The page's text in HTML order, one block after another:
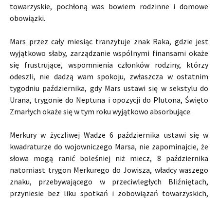
towarzyskie, pochłoną was bowiem rodzinne i domowe
obowiązki.
Mars przez cały miesiąc tranzytuje znak Raka, gdzie jest
wyjątkowo słaby, zarządzanie wspólnymi finansami okaże
się frustrujące, wspomnienia członków rodziny, którzy
odeszli, nie dadzą wam spokoju, zwłaszcza w ostatnim
tygodniu października, gdy Mars ustawi się w sekstylu do
Urana, trygonie do Neptuna i opozycji do Plutona, Święto
Zmarłych okaże się w tym roku wyjątkowo absorbujące.
Merkury w życzliwej Wadze 6 października ustawi się w
kwadraturze do wojowniczego Marsa, nie zapominajcie, że
słowa mogą ranić boleśniej niż miecz, 8 października
natomiast trygon Merkurego do Jowisza, władcy waszego
znaku, przebywającego w przeciwległych Bliźniętach,
przyniesie bez liku spotkań i zobowiązań towarzyskich,